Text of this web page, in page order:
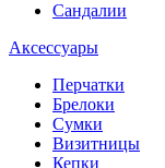
Сандалии
Аксессуары
Перчатки
Брелоки
Сумки
Визитницы
Кепки